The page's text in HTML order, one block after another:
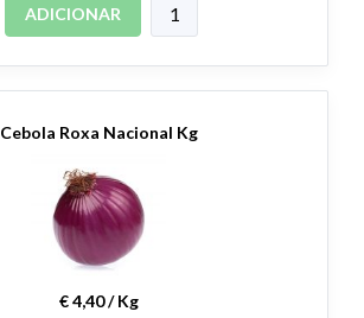
ADICIONAR
Cebola Roxa Nacional Kg
€ 4,40 / Kg